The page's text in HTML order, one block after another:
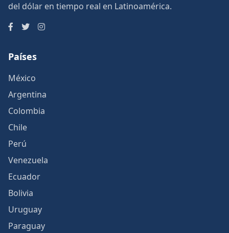
del dólar en tiempo real en Latinoamérica.
Países
México
Argentina
Colombia
Chile
Perú
Venezuela
Ecuador
Bolivia
Uruguay
Paraguay